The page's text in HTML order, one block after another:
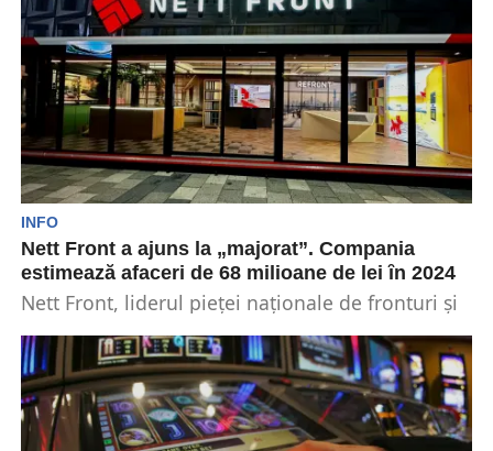
INFO
Nett Front a ajuns la „majorat”. Compania
estimează afaceri de 68 milioane de lei ȋn 2024
Nett Front, liderul pieței naționale de fronturi și
anul „majoratului” cu...